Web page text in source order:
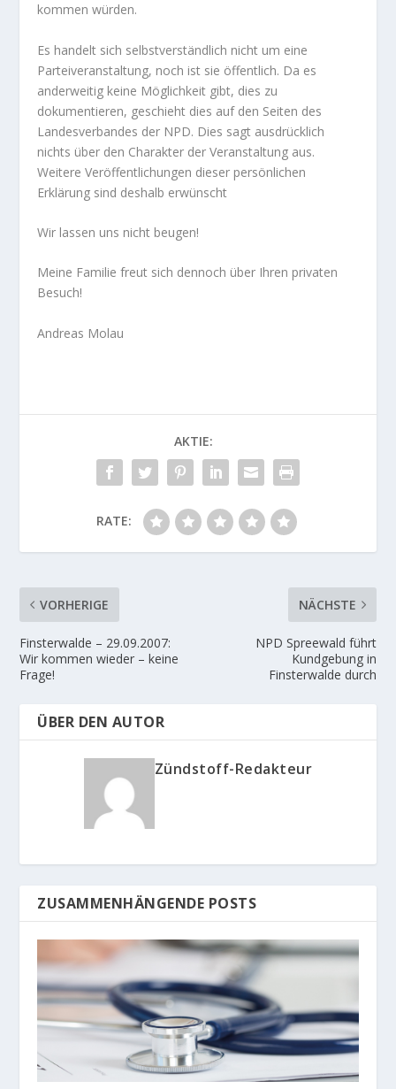
kommen würden.
Es handelt sich selbstverständlich nicht um eine
Parteiveranstaltung, noch ist sie öffentlich. Da es
anderweitig keine Möglichkeit gibt, dies zu
dokumentieren, geschieht dies auf den Seiten des
Landesverbandes der NPD. Dies sagt ausdrücklich
nichts über den Charakter der Veranstaltung aus.
Weitere Veröffentlichungen dieser persönlichen
Erklärung sind deshalb erwünscht
Wir lassen uns nicht beugen!
Meine Familie freut sich dennoch über Ihren privaten
Besuch!
Andreas Molau
AKTIE:
RATE:
VORHERIGE
Finsterwalde – 29.09.2007:
Wir kommen wieder – keine
Frage!
NÄCHSTE
NPD Spreewald führt
Kundgebung in
Finsterwalde durch
ÜBER DEN AUTOR
Zündstoff-Redakteur
ZUSAMMENHÄNGENDE POSTS